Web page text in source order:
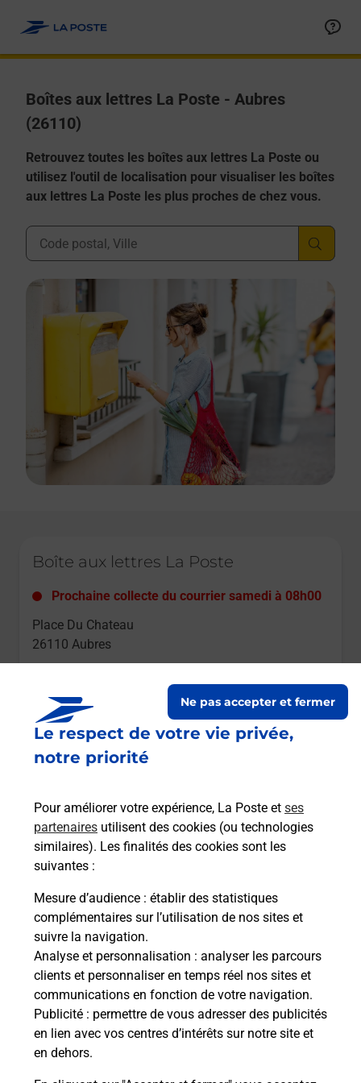
Le respect de votre vie privée,
notre priorité
Pour améliorer votre expérience, La Poste et ses
partenaires utilisent des cookies (ou technologies
similaires). Les finalités des cookies sont les
suivantes :
Mesure d’audience : établir des statistiques
complémentaires sur l’utilisation de nos sites et
suivre la navigation.
Analyse et personnalisation : analyser les parcours
clients et personnaliser en temps réel nos sites et
communications en fonction de votre navigation.
Publicité : permettre de vous adresser des publicités
en lien avec vos centres d’intérêts sur notre site et
en dehors.
Ne pas accepter et fermer
Boîtes aux lettres La Poste - Aubres
(26110)
Retrouvez toutes les boîtes aux lettres La Poste ou
utilisez l'outil de localisation pour visualiser les boîtes
aux lettres La Poste les plus proches de chez vous.
Ville, Département, Code Postal
Boîte aux lettres La Poste
Prochaine collecte du courrier samedi à 08h00
Place Du Chateau
26110 Aubres
Boîte aux lettres La Poste
Impasse Du Camping
26110 Aubres
Le lien s'ouvre dans un nouvel onglet
Boîte aux lettres La Poste
Prochaine collecte du courriersamedi à 08h00
Place Du Mopas
26110 Aubres
Le lien s'ouvre dans un nouvel onglet